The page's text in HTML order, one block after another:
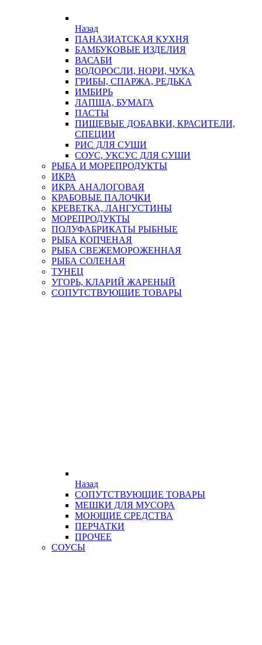
Назад
ПАНАЗИАТСКАЯ КУХНЯ
БАМБУКОВЫЕ ИЗДЕЛИЯ
ВАСАБИ
ВОДОРОСЛИ, НОРИ, ЧУКА
ГРИБЫ, СПАРЖА, РЕДЬКА
ИМБИРЬ
ЛАПША, БУМАГА
ПАСТЫ
ПИЩЕВЫЕ ДОБАВКИ, КРАСИТЕЛИ,
СПЕЦИИ
РИС ДЛЯ СУШИ
СОУС, УКСУС ДЛЯ СУШИ
РЫБА И МОРЕПРОДУКТЫ
ИКРА
ИКРА АНАЛОГОВАЯ
КРАБОВЫЕ ПАЛОЧКИ
КРЕВЕТКА, ЛАНГУСТИНЫ
МОРЕПРОДУКТЫ
ПОЛУФАБРИКАТЫ РЫБНЫЕ
РЫБА КОПЧЕНАЯ
РЫБА СВЕЖЕМОРОЖЕННАЯ
РЫБА СОЛЕНАЯ
ТУНЕЦ
УГОРЬ, КЛАРИЙ ЖАРЕНЫЙ
СОПУТСТВУЮЩИЕ ТОВАРЫ
Назад
СОПУТСТВУЮЩИЕ ТОВАРЫ
МЕШКИ ДЛЯ МУСОРА
МОЮЩИЕ СРЕДСТВА
ПЕРЧАТКИ
ПРОЧЕЕ
СОУСЫ